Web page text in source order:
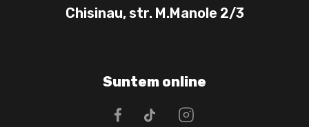
Chisinau, str. M.Manole 2/3
Suntem online